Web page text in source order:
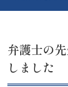
弁護士の
しました